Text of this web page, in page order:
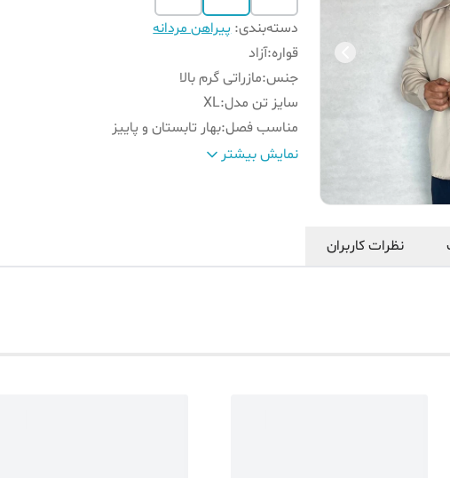
دسته‌بندی:پیراهن مردانه
قواره:آزاد
جنس:مازراتی گرم بالا
سایز تن‌ مدل:
XL
مناسب فصل:بهار تابستان و پاییز
رنگ:کرم
نمایش بیشتر
نظرات کاربران